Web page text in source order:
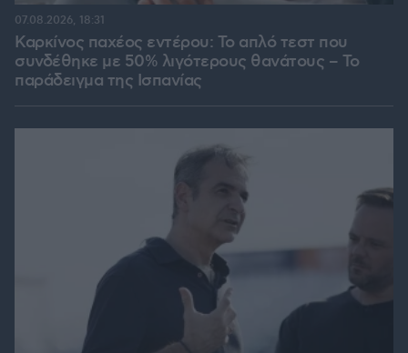
Καρκίνος παχέος εντέρου: Το απλό τεστ που
συνδέθηκε με 50% λιγότερους θανάτους – Το
παράδειγμα της Ισπανίας
07.08.2026, 18:31